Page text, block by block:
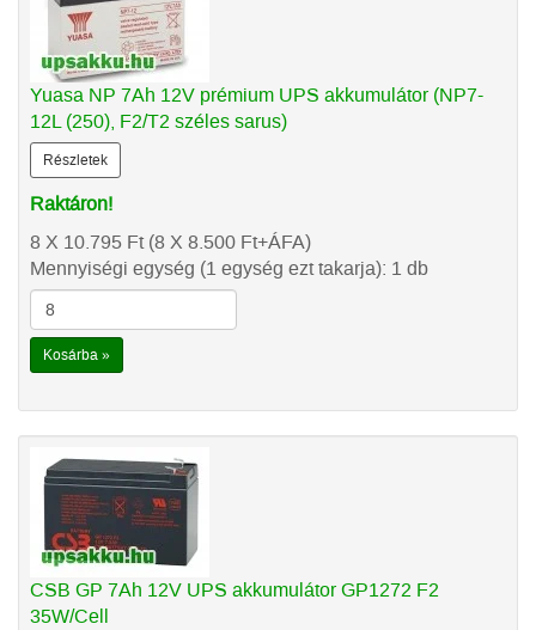
Yuasa NP 7Ah 12V prémium UPS akkumulátor (NP7-
12L (250), F2/T2 széles sarus)
Részletek
Raktáron!
8 X 10.795 Ft(8 X 8.500 Ft+ÁFA)
Mennyiségi egység (1 egység ezt takarja): 1 db
Kosárba »
CSB GP 7Ah 12V UPS akkumulátor GP1272 F2
35W/Cell